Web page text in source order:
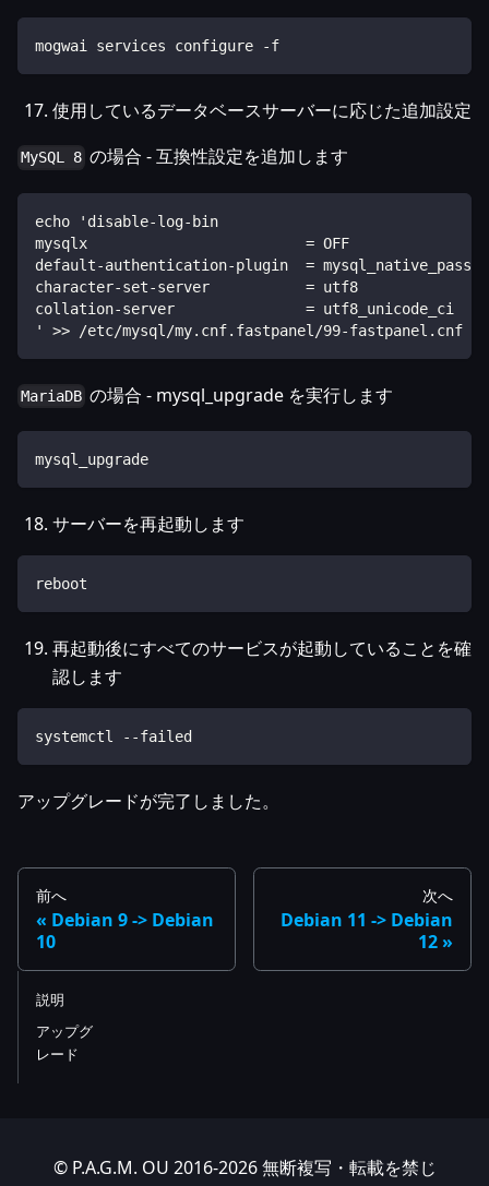
mogwai services configure -f
使用しているデータベースサーバーに応じた追加設定
MySQL 8 の場合 - 互換性設定を追加します
echo 'disable-log-bin
mysqlx                         = OFF
default-authentication-plugin  =
character-set-server           = utf8
collation-server               = utf8_unicode_ci
' >> /etc/mysql/my.cnf.fastpanel/99-fastpanel.cnf
MariaDB の場合 - mysql_upgrade を実行します
mysql_upgrade
サーバーを再起動します
reboot
再起動後にすべてのサービスが起動していることを確
認します
systemctl --failed
アップグレードが完了しました。
前へ
Debian 9 -> Debian
10
次へ
Debian 11 -> Debian
12
説明
アップグ
レード
© P.A.G.M. OU 2016-2026 無断複写・転載を禁じ